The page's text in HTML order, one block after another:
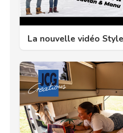
La nouvelle vidéo